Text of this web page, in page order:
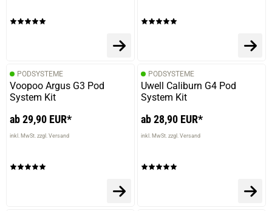
Angenehmer Geschmack
23.03.2025 — viaTrustedshops.de
Arif E.
verifizierter Onlinekauf.
Die Bewertung erfolgte ohne Abgabe eines Kommentars
Trustedshops.de
PODSYSTEME
Voopoo Argus G3 Pod
System Kit
ab 29,90 EUR*
inkl. MwSt. zzgl. Versand
PODSYSTEME
Uwell Caliburn G4 Pod
System Kit
ab 28,90 EUR*
inkl. MwSt. zzgl. Versand